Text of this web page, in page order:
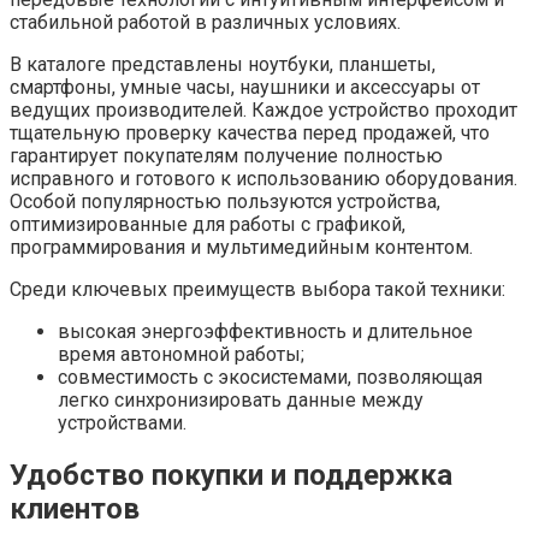
стабильной работой в различных условиях.
В каталоге представлены ноутбуки, планшеты,
смартфоны, умные часы, наушники и аксессуары от
ведущих производителей. Каждое устройство проходит
тщательную проверку качества перед продажей, что
гарантирует покупателям получение полностью
исправного и готового к использованию оборудования.
Особой популярностью пользуются устройства,
оптимизированные для работы с графикой,
программирования и мультимедийным контентом.
Среди ключевых преимуществ выбора такой техники:
высокая энергоэффективность и длительное
время автономной работы;
совместимость с экосистемами, позволяющая
легко синхронизировать данные между
устройствами.
Удобство покупки и поддержка
клиентов